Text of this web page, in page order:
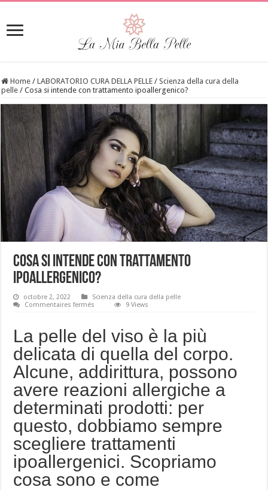
Home / LABORATORIO CURA DELLA PELLE / Scienza della cura della
pelle / Cosa si intende con trattamento ipoallergenico?
Cosa si intende con trattamento
ipoallergenico?
octobre 2, 2022
Scienza della cura della pelle
Commentaires fermés
intende
con
trattamento
ipoallergenico?
9 Views
La pelle del viso è la più
delicata di quella del corpo.
Alcune, addirittura, possono
avere reazioni allergiche a
determinati prodotti: per
questo, dobbiamo sempre
scegliere trattamenti
ipoallergenici. Scopriamo
cosa sono e come